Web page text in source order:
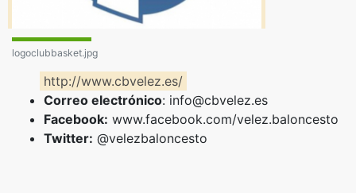
logoclubbasket.jpg
http://www.cbvelez.es/
Correo electrónico: info@cbvelez.es
Facebook: www.facebook.com/velez.baloncesto
Twitter: @velezbaloncesto